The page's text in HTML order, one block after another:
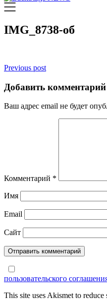
IMG_8738-об
Навигация
по
записям
Previous post
Добавить комментарий
Ваш адрес email не будет
Комментарий *
Имя
Email
Сайт
пользовательского
This site uses Akismet to reduce